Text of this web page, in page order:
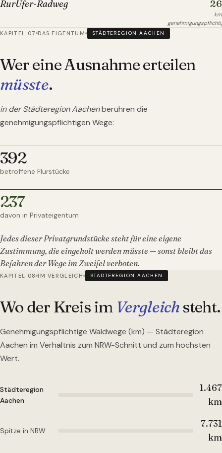
RurUfer-Radweg 26
km
KAPITEL 07 DAS EIGENTUM STÄDTEREGION AACHEN
Wer eine Ausnahme erteilen
müsste.
in der Städteregion Aachenberühren die
genehmigungspflichtigen Wege:
392
betroffene Flurstücke
237
davon in Privateigentum
Jedes dieser Privatgrundstücke steht für eine eigene
Zustimmung, die eingeholt werden müsste — sonst bleibt das
Befahren der Wege im Zweifel verboten.
KAPITEL 08 IM VERGLEICH STÄDTEREGION AACHEN
Wo der Kreis im Vergleichsteht.
Genehmigungspflichtige Waldwege (km) — Städteregion
Aachen im Verhältnis zum NRW-Schnitt und zum höchsten
Wert.
Städteregion
Aachen
1.467
km
Spitze in NRW
7.731
km